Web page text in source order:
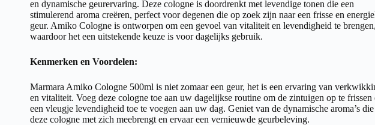
en dynamische geurervaring. Deze cologne is doordrenkt met levendige tonen die een
stimulerend aroma creëren, perfect voor degenen die op zoek zijn naar een frisse en
geur. Amiko Cologne is ontworpen om een gevoel van vitaliteit en levendigheid te brengen,
waardoor het een uitstekende keuze is voor dagelijks gebruik.
Kenmerken en Voordelen:
Marmara Amiko Cologne 500ml is niet zomaar een geur, het is een ervaring van
en vitaliteit. Voeg deze cologne toe aan uw dagelijkse routine om de zintuigen op te frissen
een vleugje levendigheid toe te voegen aan uw dag. Geniet van de dynamische aroma’s die
deze cologne met zich meebrengt en ervaar een vernieuwde geurbeleving.